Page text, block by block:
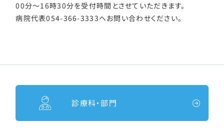
00分～16時30分を受付時間とさせていただきます。
病院代表054-366-3333へお問い合わせください。
診療科・部門